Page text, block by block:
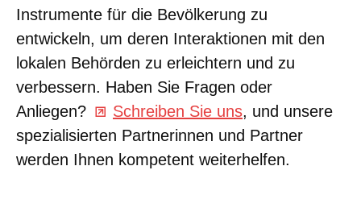
Instrumente für die Bevölkerung zu
entwickeln, um deren Interaktionen mit den
lokalen Behörden zu erleichtern und zu
verbessern. Haben Sie Fragen oder
Anliegen?
Schreiben Sie uns, und unsere
spezialisierten Partnerinnen und Partner
werden Ihnen kompetent weiterhelfen.